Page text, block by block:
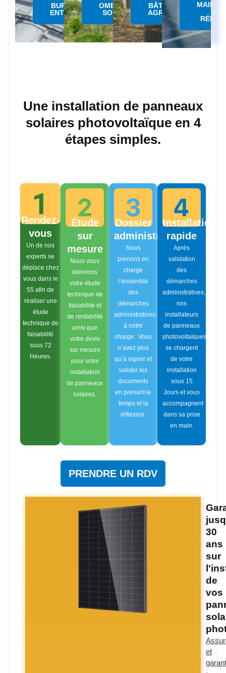
BUREAUX &
ENTREPÔTS
OMBRIERE
SOLAIRE
BÂTIMENTS
AGRICOLES
Une installation de panneaux
solaires photovoltaïque en 4
étapes simples.
Rendez-
vous
Un de nos
experts se
déplace chez
vous dans le
55 afin de
réaliser une
étude
technique de
faisabilité
sous 72
Heures.
Étude
sur
mesure
Nous vous
délivrons
votre étude
technique de
faisabilité et
de rentabilité
ainsi que
votre devis
sur mesure
pour votre
installation
de panneaux
solaires.
Dossier
administratif
Nous
prenons en
charge
l’ensemble
des
démarches
administratives
à notre
charge. Vous
n’avez plus
qu’à signer et
valider les
documents
en prenant le
temps et la
réflexion.
Installation
rapide
Après
validation
des
démarches
administratives,
nos
installateurs
de panneaux
photovoltaïques
se chargent
de votre
installation
sous 15
Jours et vous
accompagnent
dans sa prise
en main.
PRENDRE UN RDV
30
ans
sur
de
vos
et